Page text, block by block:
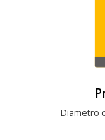
Diametro di